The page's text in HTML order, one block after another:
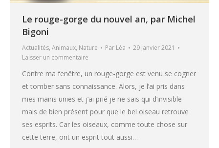
Le rouge-gorge du nouvel an, par Michel
Bigoni
Actualités, Animaux, Nature Par Léa
29 janvier 2021
Laisser un commentaire
Contre ma fenêtre, un rouge-gorge est venu se cogner
et tomber sans connaissance. Alors, je l’ai pris dans
mes mains unies et j’ai prié je ne sais qui d’invisible
mais de bien présent pour que le bel oiseau retrouve
ses esprits. Car les oiseaux, comme toute chose sur
cette terre, ont un esprit tout aussi…